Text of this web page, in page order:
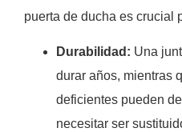
puerta de ducha es crucial
Durabilidad: Una
durar años, mientras
deficientes pueden
necesitar ser